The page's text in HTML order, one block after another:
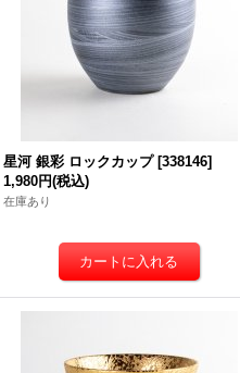
星河 銀彩 ロックカップ [338146]
1,980円(税込)
在庫あり